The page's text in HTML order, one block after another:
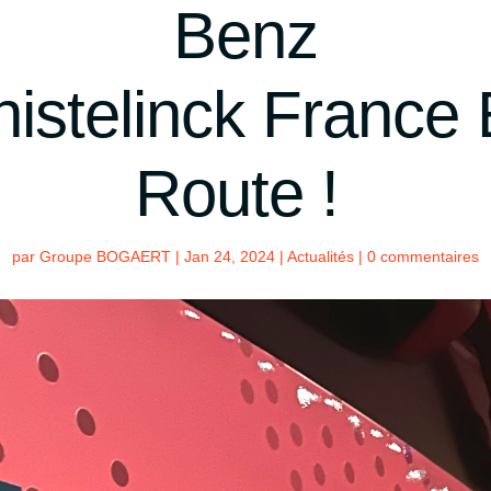
Benz
France
Route !
par Groupe BOGAERT| Jan 24, 2024| Actualités| 0 commentaires